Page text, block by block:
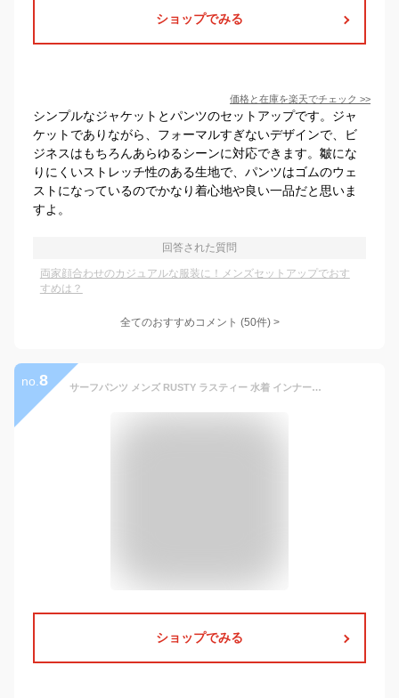
ショップでみる
価格と在庫を楽天でチェック >>
シンプルなジャケットとパンツのセットアップです。ジャ
ケットでありながら、フォーマルすぎないデザインで、ビ
ジネスはもちろんあらゆるシーンに対応できます。皺にな
りにくいストレッチ性のある生地で、パンツはゴムのウェ
ストになっているのでかなり着心地や良い一品だと思いま
すよ。
回答された質問
両家顔合わせのカジュアルな服装に！メンズセットアップでおす
すめは？
全てのおすすめコメント (50件) >
no. 8 サーフパンツ メンズ RUSTY ラスティー 水着 インナー付き ボードショーツ サーフブランド ゴムウエストトランクス 海パン 迷彩柄【翌日配達可能なメール便対応】 【あす楽対応】 919424
ショップでみる